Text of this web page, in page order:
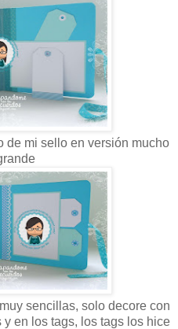
de mi sello en versión mucho
sencillas, solo decore con
en los tags, los tags los hice